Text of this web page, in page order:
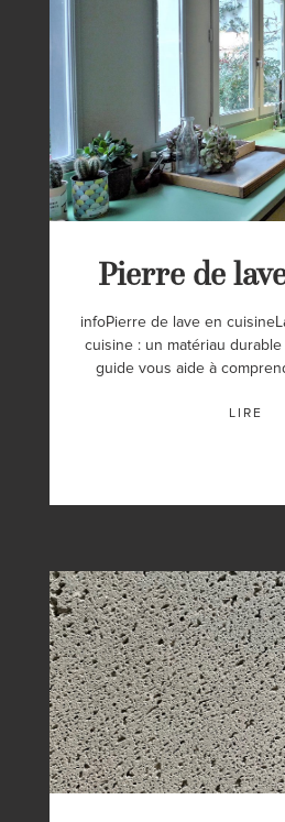
Pierre de
infoPierre de lave en
cuisine : un matériau
guide vous aide à
LIRE